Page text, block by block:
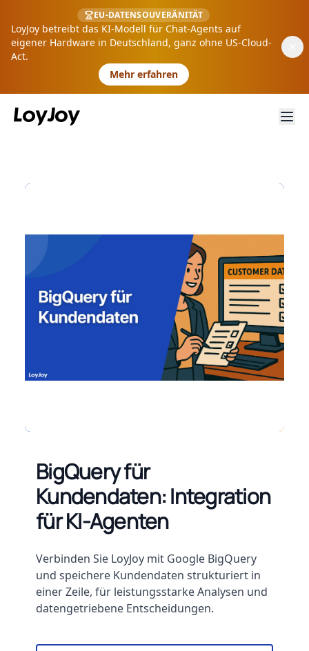
EU-DATENSOUVERÄNITÄT
LoyJoy betreibt das KI-Modell für Chat-Agents auf
eigener Hardware in Deutschland, ganz ohne US-Cloud-
Act.
Mehr erfahren
BigQuery für
Kundendaten: Integration
für KI-Agenten
Beschreibung
Verbinden Sie LoyJoy mit Google BigQuery
und speichere Kundendaten strukturiert in
einer Zeile, für leistungsstarke Analysen und
datengetriebene Entscheidungen.